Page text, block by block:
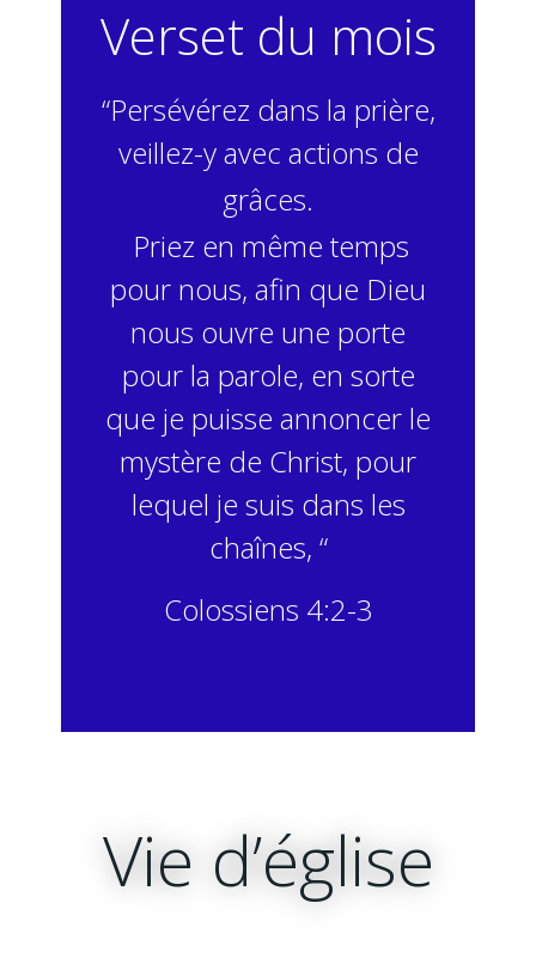
Verset du mois
“Persévérez dans la prière,
veillez-y avec actions de
grâces.
Priez en même temps
pour nous, afin que Dieu
nous ouvre une porte
pour la parole, en sorte
que je puisse annoncer le
mystère de Christ, pour
lequel je suis dans les
chaînes, “
Colossiens 4:2-3
Vie d’église